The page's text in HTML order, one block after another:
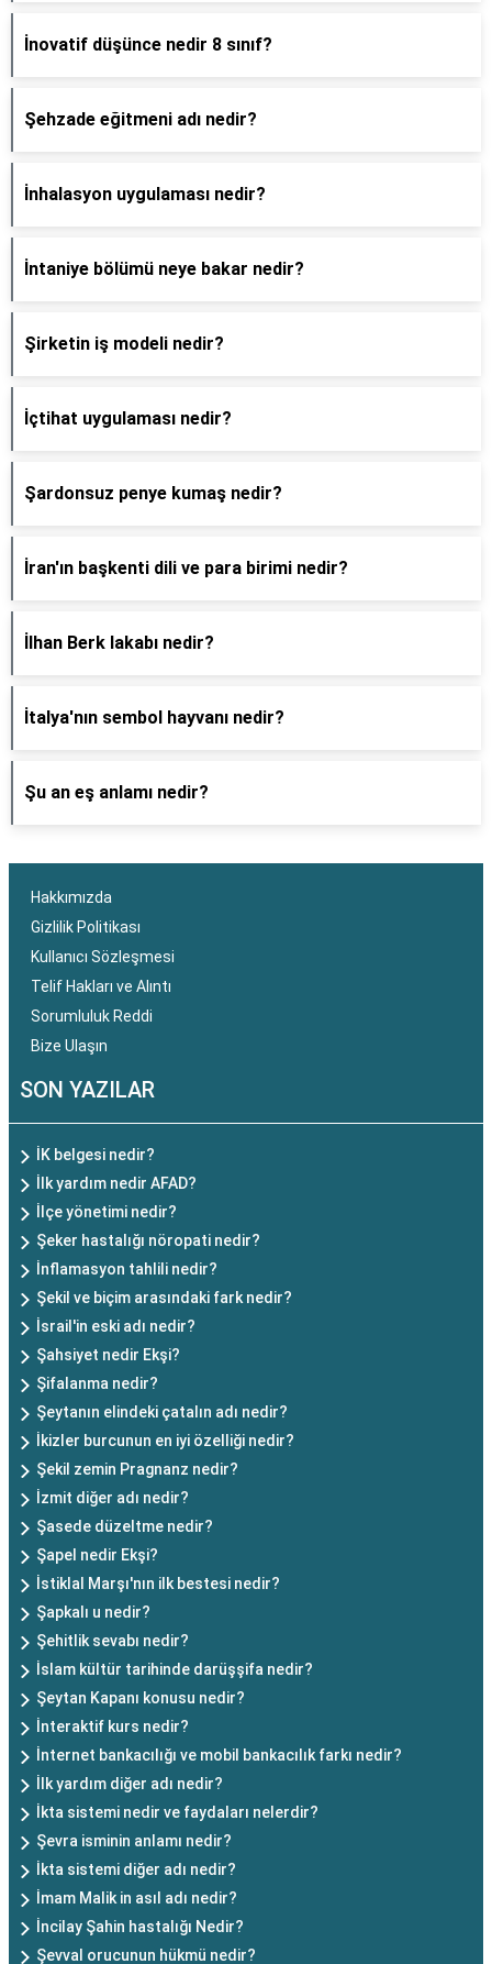
İnovatif düşünce nedir 8 sınıf?
Şehzade eğitmeni adı nedir?
İnhalasyon uygulaması nedir?
İntaniye bölümü neye bakar nedir?
Şirketin iş modeli nedir?
İçtihat uygulaması nedir?
Şardonsuz penye kumaş nedir?
İran'ın başkenti dili ve para birimi nedir?
İlhan Berk lakabı nedir?
İtalya'nın sembol hayvanı nedir?
Şu an eş anlamı nedir?
Hakkımızda
Gizlilik Politikası
Kullanıcı Sözleşmesi
Telif Hakları ve Alıntı
Sorumluluk Reddi
Bize Ulaşın
SON YAZILAR
İK belgesi nedir?
İlk yardım nedir AFAD?
İlçe yönetimi nedir?
Şeker hastalığı nöropati nedir?
İnflamasyon tahlili nedir?
Şekil ve biçim arasındaki fark nedir?
İsrail'in eski adı nedir?
Şahsiyet nedir Ekşi?
Şifalanma nedir?
Şeytanın elindeki çatalın adı nedir?
İkizler burcunun en iyi özelliği nedir?
Şekil zemin Pragnanz nedir?
İzmit diğer adı nedir?
Şasede düzeltme nedir?
Şapel nedir Ekşi?
İstiklal Marşı'nın ilk bestesi nedir?
Şapkalı u nedir?
Şehitlik sevabı nedir?
İslam kültür tarihinde darüşşifa nedir?
Şeytan Kapanı konusu nedir?
İnteraktif kurs nedir?
İnternet bankacılığı ve mobil bankacılık farkı nedir?
İlk yardım diğer adı nedir?
İkta sistemi nedir ve faydaları nelerdir?
Şevra isminin anlamı nedir?
İkta sistemi diğer adı nedir?
İmam Malik in asıl adı nedir?
İncilay Şahin hastalığı Nedir?
Şevval orucunun hükmü nedir?